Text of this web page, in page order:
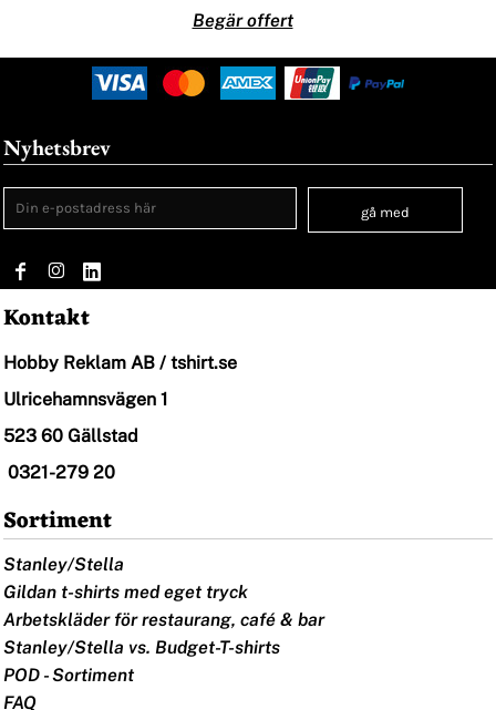
Begär offert
Nyhetsbrev
gå med
Kontakt
Hobby Reklam AB / tshirt.se
Ulricehamnsvägen 1
523 60 Gällstad
0321-279 20
Sortiment
Stanley/Stella
Gildan t-shirts med eget tryck
Arbetskläder för restaurang, café & bar
Stanley/Stella vs. Budget-T-shirts
POD - Sortiment
FAQ